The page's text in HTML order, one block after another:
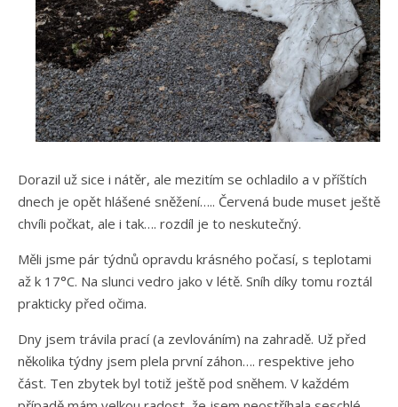
Dorazil už sice i nátěr, ale mezitím se ochladilo a v příštích
dnech je opět hlášené sněžení….. Červená bude muset ještě
chvíli počkat, ale i tak…. rozdíl je to neskutečný.
Měli jsme pár týdnů opravdu krásného počasí, s teplotami
až k 17°C. Na slunci vedro jako v létě. Sníh díky tomu roztál
prakticky před očima.
Dny jsem trávila prací (a zevlováním) na zahradě. Už před
několika týdny jsem plela první záhon…. respektive jeho
část. Ten zbytek byl totiž ještě pod sněhem. V každém